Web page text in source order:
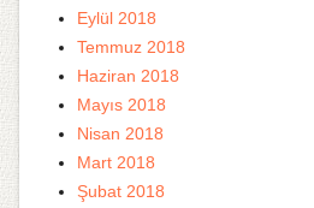
Eylül 2018
Temmuz 2018
Haziran 2018
Mayıs 2018
Nisan 2018
Mart 2018
Şubat 2018